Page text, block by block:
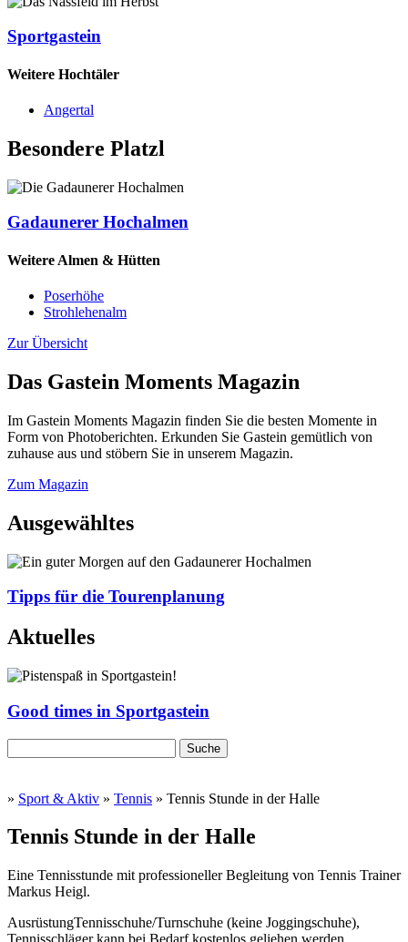
Sportgastein
Weitere Hochtäler
Angertal
Besondere Platzl
Gadaunerer Hochalmen
Weitere Almen & Hütten
Poserhöhe
Strohlehenalm
Zur Übersicht
Das Gastein Moments Magazin
Im Gastein Moments Magazin finden Sie die besten Momente in
Form von Photoberichten. Erkunden Sie Gastein gemütlich von
zuhause aus und stöbern Sie in unserem Magazin.
Zum Magazin
Ausgewähltes
Tipps für die Tourenplanung
Aktuelles
Good times in Sportgastein
» Sport & Aktiv » Tennis » Tennis Stunde in der Halle
Tennis Stunde in der Halle
Eine Tennisstunde mit professioneller Begleitung von Tennis Trainer
Markus Heigl.
AusrüstungTennisschuhe/Turnschuhe (keine Joggingschuhe),